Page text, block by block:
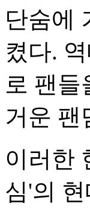
단숨에
켰다.
로 팬들
거운 팬
이러한
심'의